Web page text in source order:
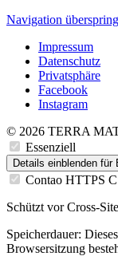
Navigation
Impressum
Datenschutz
Privatsphäre
Facebook
Instagram
© 2026 TERRA
Essenziell
Details einblenden für
Contao HTTPS
Schützt vor Cross-
Speicherdauer:
Browsersitzung